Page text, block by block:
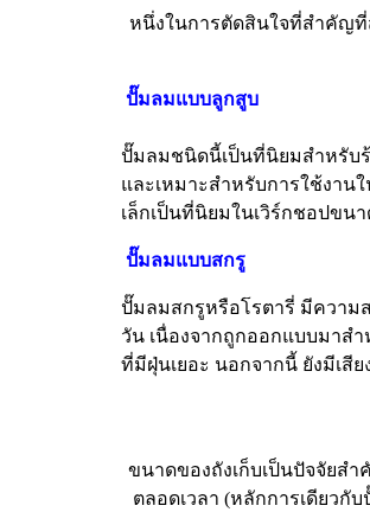
หนึ่งในการตัดสินใจที่สำคัญ
ปั๊มลมแบบลูกสูบ
ปั๊มลมชนิดนี้เป็นที่นิยมสำหรับ
และเหมาะสำหรับการใช้งา
เล็กเป็นที่นิยมในเวิร์กชอปขน
ปั๊มลมแบบสกรู
ปั๊มลมสกรูหรือโรตารี่ มีความส
วัน เนื่องจากถูกออกแบบมาส
ที่มีฝุ่นเยอะ นอกจากนี้ ยังมีเสี
ขนาดของถังเก็บเป็นปัจจัยส
ตลอดเวลา (หลักการเดียวกั